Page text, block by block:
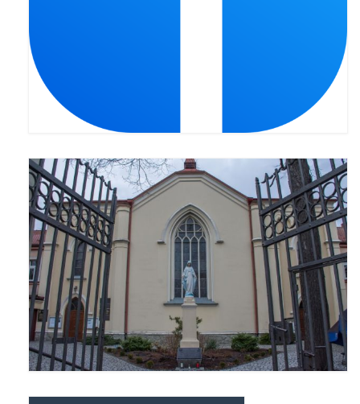
Pierwsza Komunia Św. – Gr 1
Pierwsza Komunia Św. – Gr 2
Galerie 2021
Pasterka 2021
Odpust 2021
Kościół Stacyjny Wielkiego Postu 2021
Pierwsza Komunia Święta
Pierwsza Komunia Święta – Grupa 1
Pierwsza Komunia Święta – Grupa 2